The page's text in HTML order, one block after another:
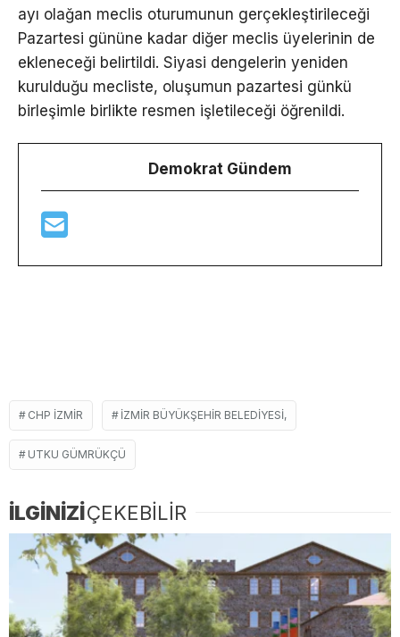
ayı olağan meclis oturumunun gerçekleştirileceği
Pazartesi gününe kadar diğer meclis üyelerinin de
ekleneceği belirtildi. Siyasi dengelerin yeniden
kurulduğu mecliste, oluşumun pazartesi günkü
birleşimle birlikte resmen işletileceği öğrenildi.
Demokrat Gündem
CHP IZMIR İZMIR BÜYÜKŞEHIR BELEDIYESI,
UTKU GÜMRÜKÇÜ
İLGİNİZİÇEKEBİLİR